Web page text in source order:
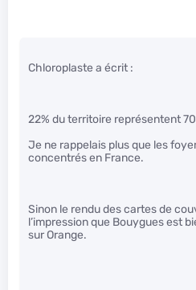
Chloroplaste a écrit :
22% du territoire représentent
Je ne rappelais plus que les
concentrés en France.
Sinon le rendu des cartes de
l’impression que Bouygues est
sur Orange.